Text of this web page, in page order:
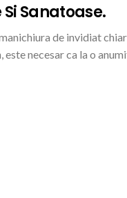
Sanatoase.
de invidiat
este necesar ca la o